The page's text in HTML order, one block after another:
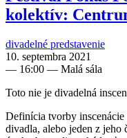
kolektív:
divadelné predstavenie
10. septembra 2021
— 16:00 — Malá sála
Toto nie je divadelná
Definícia tvorby inscenácie
divadla, alebo jeden z jeho